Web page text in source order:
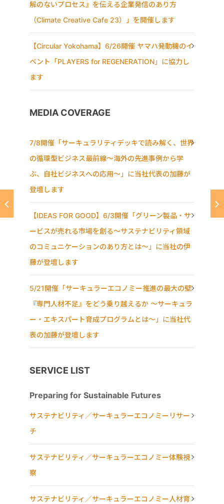
解のないプロセス』を伝える企業発信のあり方
（Climate Creative Cafe 23）」を開催します
【Circular Yokohama】6/26開催 ヤマハ発動機のイ
ベント「PLAYERS for REGENERATION」に協力し
ます
MEDIA COVERAGE
7/8開催「サーキュラリティデッキで読み解く、世界
の循環型ビジネス最前線〜海外の先進事例から学
ぶ、自社ビジネスへの応用〜」に当社代表の加藤が
登壇します
【IDEAS FOR GOOD】6/3開催「グリーン製品・サ
ービスが売れる市場を創る〜サステナビリティ領域
のコミュニケーションのあり方とは〜」に当社の伊
藤が登壇します
5/21開催「サーキュラーエコノミー推進の最大の壁
『専門人材不足』をどう乗り越えるか ～サーキュラ
ー・エキスパート育成プログラムとは～」に当社代
表の加藤が登壇します
SERVICE LIST
Preparing for Sustainable Futures
サステナビリティ／サーキュラーエコノミーリサー
チ
サステナビリティ／サーキュラーエコノミー体験視
察
サステナビリティ／サーキュラーエコノミー人材育